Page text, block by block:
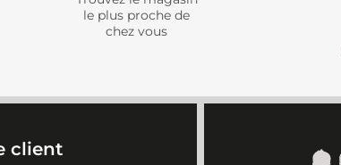
le plus proche de
chez vous
client